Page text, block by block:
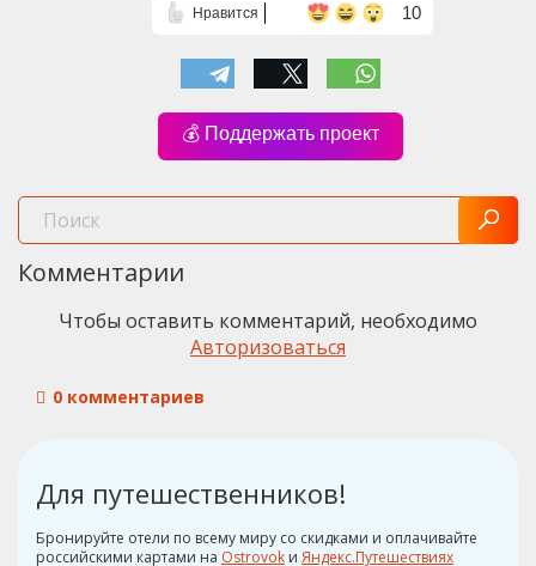
Нравится 10
💰 Поддержать проект
Комментарии
Чтобы оставить комментарий, необходимо
Авторизоваться
0 комментариев
Для путешественников!
Бронируйте отели по всему миру со скидками и оплачивайте
российскими картами на Ostrovok и Яндекс.Путешествиях